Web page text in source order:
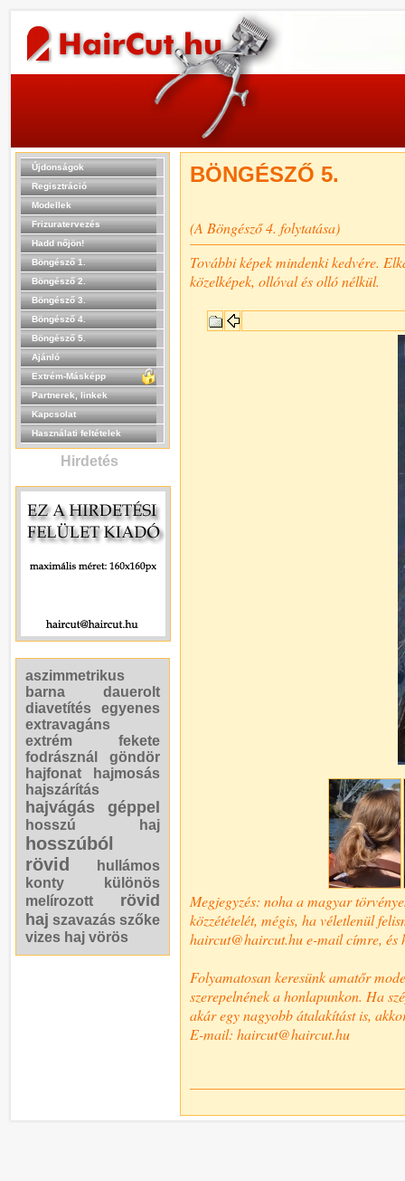
Újdonságok
Regisztráció
Modellek
Frizuratervezés
Hadd nőjön!
Böngésző 1.
Böngésző 2.
Böngésző 3.
Böngésző 4.
Böngésző 5.
Ajánló
Extrém-Másképp
Partnerek, linkek
Kapcsolat
Használati feltételek
Hirdetés
aszimmetrikus
barna
dauerolt
diavetítés
egyenes
extravagáns
extrém
fekete
fodrásznál
göndör
hajfonat
hajmosás
hajszárítás
hajvágás géppel
hosszú haj
hosszúból
rövid
hullámos
konty
különös
melírozott
rövid
haj szavazás szőke
vizes haj vörös
BÖNGÉSZŐ 5.
(A Böngésző 4. folytatása)
További képek mindenki kedvére.
közelképek, ollóval és olló nélkül.
Megjegyzés: noha a magyar
közzétételét, mégis, ha véletlenül
haircut@haircut.hu e-mail címre,
Folyamatosan keresünk amatőr
szerepelnének a honlapunkon. Ha
akár egy nagyobb átalakítást is,
E-mail: haircut@haircut.hu